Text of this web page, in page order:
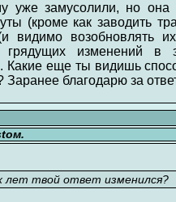
уже замусолили, но она
(кроме как заводить
видимо возобновлять
грядущих изменений в
Какие еще ты видишь
Заранее благодарю за
лет твой ответ изменился?